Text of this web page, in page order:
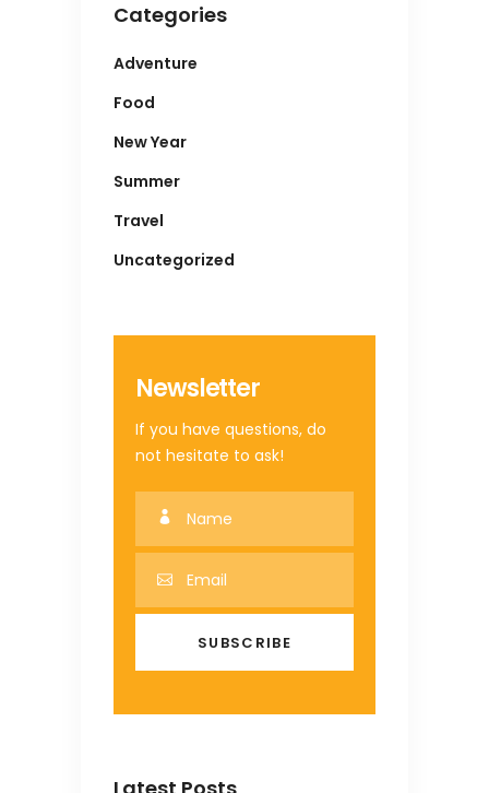
Categories
Adventure
Food
New Year
Summer
Travel
Uncategorized
Newsletter
If you have questions, do
not hesitate to ask!